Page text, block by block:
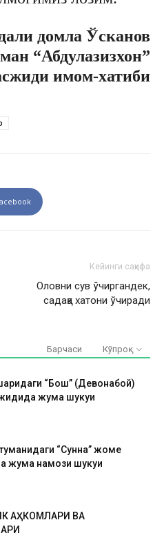
домла Ўсканов
“Абдулазизхон”
имом-хатиби
Кейинги саҳифа
Оловни сув ўчиргандек,
садақа хатони ўчиради
Барчаси Кўпроқ
“Бош” (Девонабой)
жума шукуҳи
“Сунна” жоме
жума намози шукуҳи
АҲКОМЛАРИ ВА